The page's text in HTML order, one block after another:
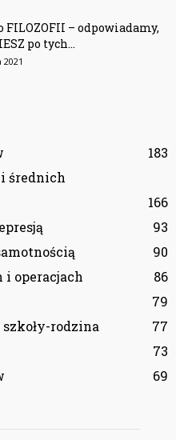
FILOZOFII – odpowiadamy,
po tych...
2021
183
średnich
166
93
90
i operacjach
86
79
rodzina
77
73
69